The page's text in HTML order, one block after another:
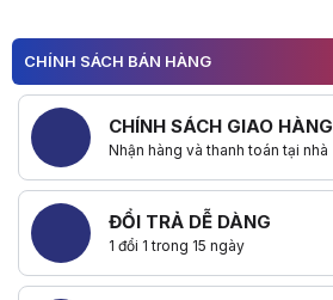
CHÍNH SÁCH BÁN HÀNG
CHÍNH SÁCH GIAO HÀNG
Nhận hàng và thanh toán tại nhà
ĐỔI TRẢ DỄ DÀNG
1 đổi 1 trong 15 ngày